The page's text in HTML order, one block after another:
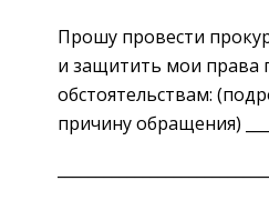
Прошу провести
и защитить мои права
обстоятельствам:
причину обращения)